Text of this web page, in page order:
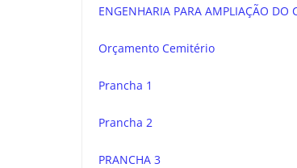
ENGENHARIA PARA AMPLIAÇÃO DO
Orçamento Cemitério
Prancha 1
Prancha 2
PRANCHA 3